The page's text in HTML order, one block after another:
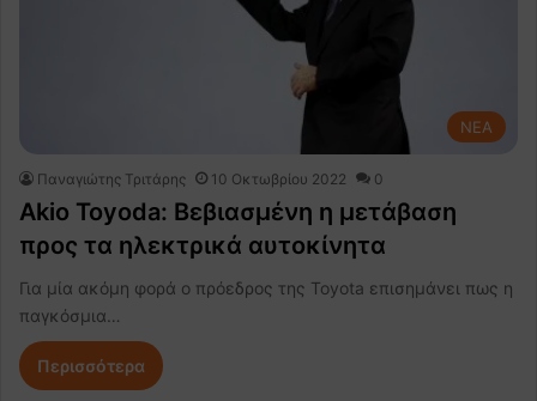
NEA
Παναγιώτης Τριτάρης 10 Οκτωβρίου 2022 0
Akio Toyoda: Βεβιασμένη η μετάβαση
προς τα ηλεκτρικά αυτοκίνητα
Για μία ακόμη φορά ο πρόεδρος της Toyota επισημάνει πως η
παγκόσμια…
Περισσότερα